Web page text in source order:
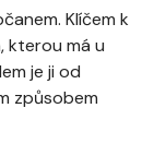
Klíčem k
kterou má u
je ji od
způsobem